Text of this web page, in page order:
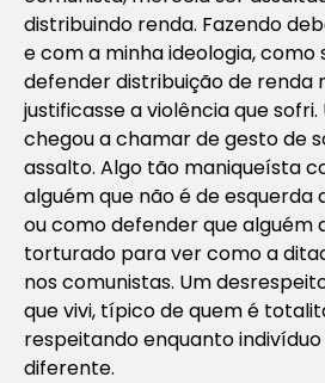
distribuindo renda. Fazendo
e com a minha ideologia, como
defender distribuição de renda
justificasse a violência que
chegou a chamar de gesto de
assalto. Algo tão maniqueísta
alguém que não é de esquerda
ou como defender que alguém
torturado para ver como a
nos comunistas. Um
que vivi, típico de quem é
respeitando enquanto
diferente.